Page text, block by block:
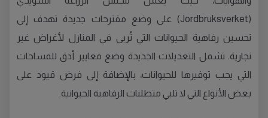
(Jordbruksverket) على وضع مقترحات جديدة تهدف إلى
تحسين رفاهية الحيوانات التي تُربى في المنازل لأغراض غير
تجارية. تشمل التعديلات الجديدة وضع معايير أدق للمساحات
التي يجب توفيرها للحيوانات، بالإضافة إلى فرض قيود على
بعض الأنواع التي لا تلبي متطلبات الرفاهية الحيوانية.